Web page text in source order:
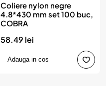
Coliere nylon negre
4.8*430 mm set 100 buc,
COBRA
58.49 lei
Adauga in cos